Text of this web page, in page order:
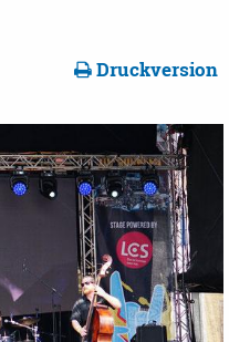
Druckversion